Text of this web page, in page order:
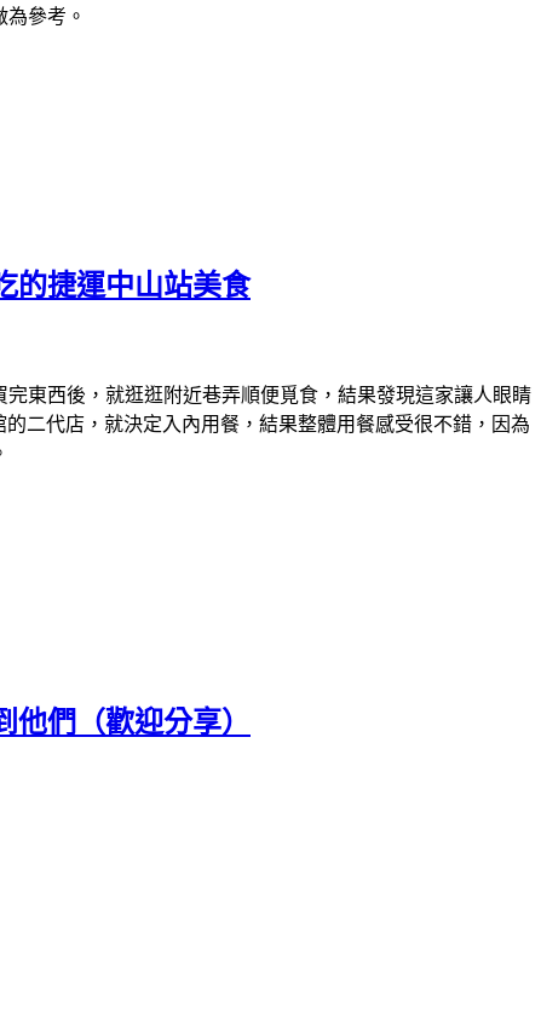
參考。
的捷運中山站美食
東西後，就逛逛附近巷弄順便覓食，結果發現這家讓人眼睛
二代店，就決定入內用餐，結果整體用餐感受很不錯，因為
們（歡迎分享）